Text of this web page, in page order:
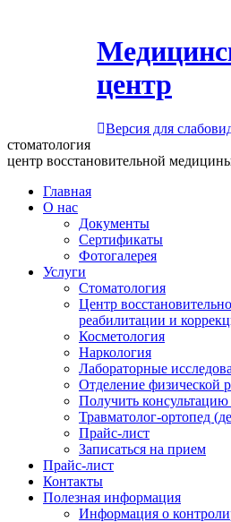
центр
Версия для
стоматология
центр восстановительной
Главная
О нас
Документы
Сертификаты
Фотогалерея
Услуги
Стоматология
Центр
реабилитации и
Косметология
Наркология
Лабораторные
Отделение физической
Получить консультацию
Травматолог-ортопед
Прайс-лист
Записаться на прием
Прайс-лист
Контакты
Полезная информация
Информация о